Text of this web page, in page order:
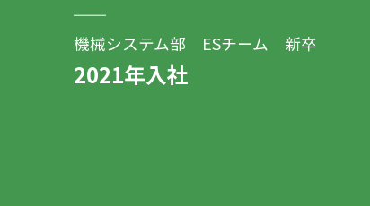
機械システム部 ESチーム 新卒
2021年入社